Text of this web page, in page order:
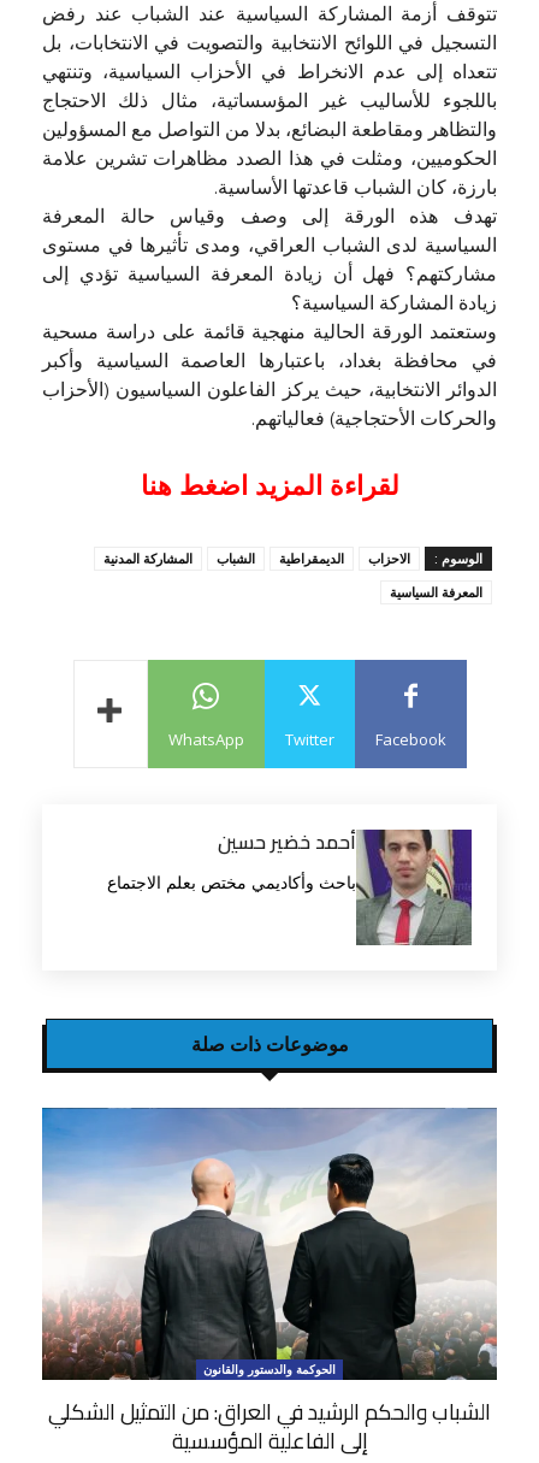
تتوقف أزمة المشاركة السياسية عند الشباب عند رفض
التسجيل في اللوائح الانتخابية والتصويت في الانتخابات، بل
تتعداه إلى عدم الانخراط في الأحزاب السياسية، وتنتهي
باللجوء للأساليب غير المؤسساتية، مثال ذلك الاحتجاج
والتظاهر ومقاطعة البضائع، بدلا من التواصل مع المسؤولين
الحكوميين، ومثلت في هذا الصدد مظاهرات تشرين علامة
بارزة، كان الشباب قاعدتها الأساسية.
تهدف هذه الورقة إلى وصف وقياس حالة المعرفة
السياسية لدى الشباب العراقي، ومدى تأثيرها في مستوى
مشاركتهم؟ فهل أن زيادة المعرفة السياسية تؤدي إلى
زيادة المشاركة السياسية؟
وستعتمد الورقة الحالية منهجية قائمة على دراسة مسحية
في محافظة بغداد، باعتبارها العاصمة السياسية وأكبر
الدوائر الانتخابية، حيث يركز الفاعلون السياسيون (الأحزاب
والحركات الأحتجاجية) فعالياتهم.
لقراءة المزيد اضغط هنا
الوسوم : الاحزاب الديمقراطية الشباب
المشاركة المدنية
المعرفة السياسية
Facebook
Twitter
WhatsApp
أحمد خضير حسين
باحث وأكاديمي مختص بعلم الاجتماع
موضوعات ذات صلة
الحوكمة والدستور والقانون
الشباب والحكم الرشيد في العراق: من التمثيل الشكلي
إلى الفاعلية المؤسسية